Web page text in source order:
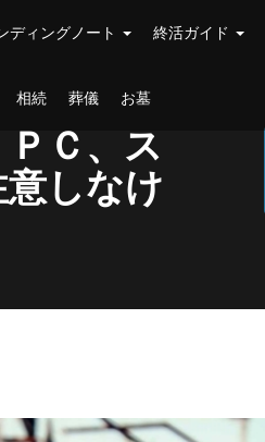
ディングノート 終活ガイド
相続 葬儀 お墓
Ｃ、ス
しなけ